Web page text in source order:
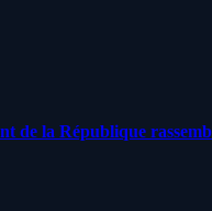
la République